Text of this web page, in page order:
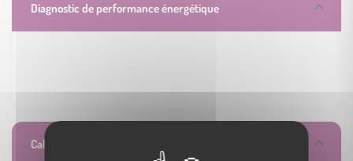
Diagnostic de performance énergétique
Calculez vos mensualités